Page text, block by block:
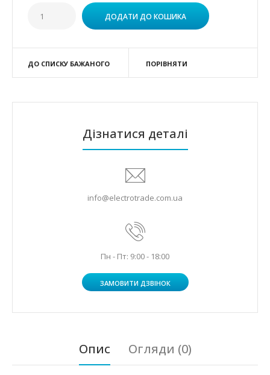
ДО СПИСКУ БАЖАНОГО ПОРІВНЯТИ
Дізнатися деталі
info@electrotrade.com.ua
Пн - Пт: 9:00 - 18:00
ЗАМОВИТИ ДЗВІНОК
Опис Огляди (0)